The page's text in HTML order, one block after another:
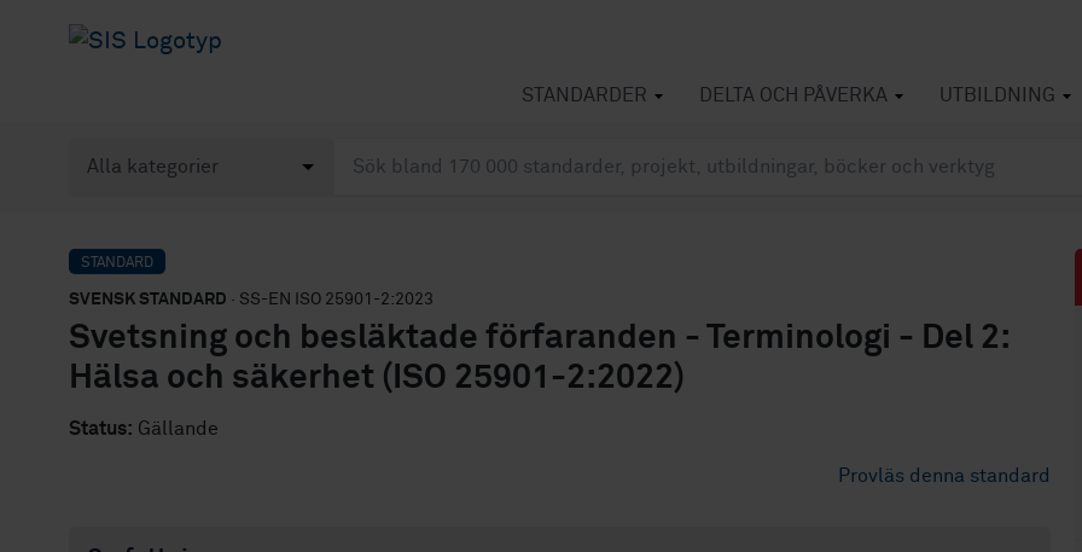
STANDARDER DELTA OCH PÅVERKA UTBILDNING
STANDARD
SVENSK STANDARD · SS-EN ISO 25901-2:2023
Svetsning och besläktade förfaranden - Terminologi - Del 2:
Hälsa och säkerhet (ISO 25901-2:2022)
Status: Gällande
Provläs denna standard